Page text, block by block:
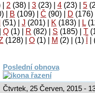
2 (38) 3 (23) 4 (23) 5
B (109) Č (90) D (176)
(51) J (201) K (183) L
Q (1) R (82) S (185) T
(128) Ο (1) М (2)
(1)
Poslední obnova
Čtvrtek, 25 Červen, 2015 -